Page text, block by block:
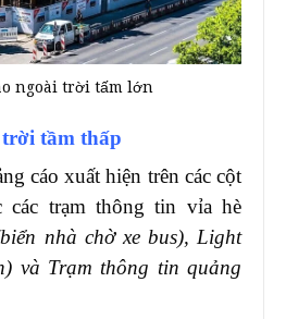
ngoài trời tấm lớn
trời tầm thấp
cáo xuất hiện trên các cột
các trạm thông tin vỉa hè
nhà chờ xe bus), Light
và Trạm thông tin quảng